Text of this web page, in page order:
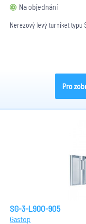
Na objednání
Nerezový levý turniket typu
Pro
SG-3-L900-905
Gastop